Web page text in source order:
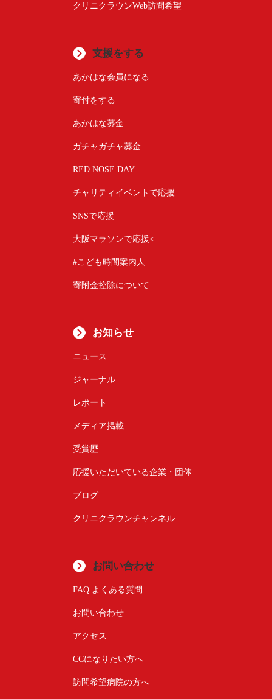
クリニクラウンWeb訪問希望
支援をする
あかはな会員になる
寄付をする
あかはな募金
ガチャガチャ募金
RED NOSE DAY
チャリティイベントで応援
SNSで応援
大阪マラソンで応援<
#こども時間案内人
寄附金控除について
お知らせ
ニュース
ジャーナル
レポート
メディア掲載
受賞歴
応援いただいている企業・団体
ブログ
クリニクラウンチャンネル
お問い合わせ
FAQ よくある質問
お問い合わせ
アクセス
CCになりたい方へ
訪問希望病院の方へ